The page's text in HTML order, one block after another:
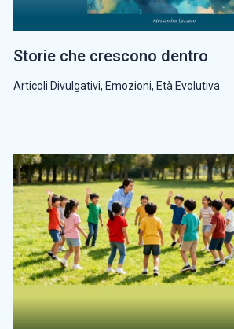
Storie che crescono dentro
Articoli Divulgativi, Emozioni, Età Evolutiva